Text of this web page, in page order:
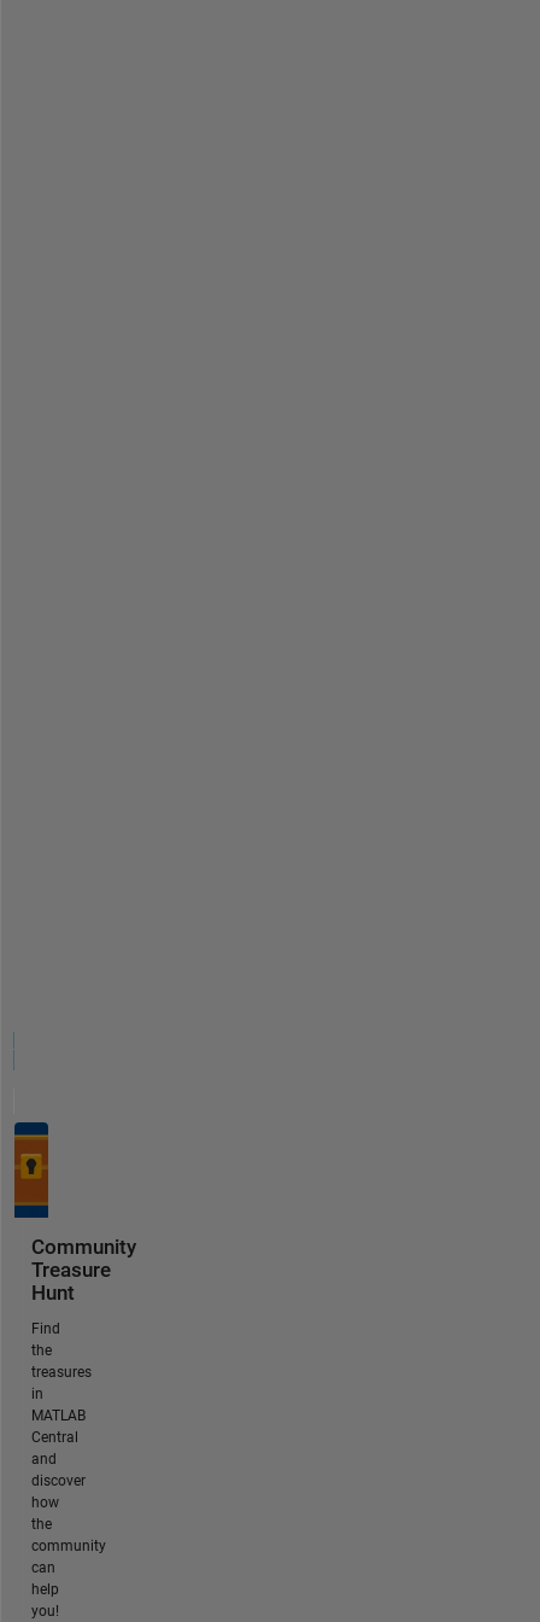
Community
Treasure
Hunt
Find
the
treasures
in
MATLAB
Central
and
discover
how
the
community
can
help
you!